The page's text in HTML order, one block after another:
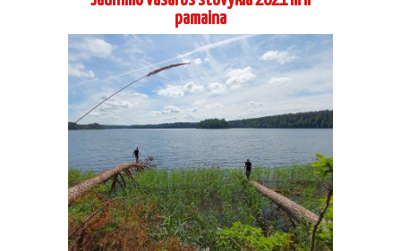
Jaunimo vasaros stovykla 2021 m I
pamaina